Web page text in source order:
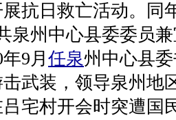
抗日救亡活动。同
泉州中心县委委员
9月 任泉州中心县
武装，领导泉州地
宅村开会时突遭国